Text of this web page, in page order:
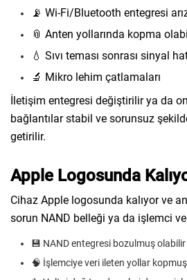
📡 Wi-Fi/Bluetooth entegresi
📎 Anten yollarında kopma
💧 Sıvı teması sonrası sinyal
🔬 Mikro lehim çatlamaları
İletişim entegresi değiştirilir ya da
bağlantılar stabil ve sorunsuz
getirilir.
Apple Logosunda
Cihaz Apple logosunda kalıyor ve
sorun NAND belleği ya da işlemci
💾 NAND entegresi bozulmuş olabilir
🧠 İşlemciye veri ileten yollar